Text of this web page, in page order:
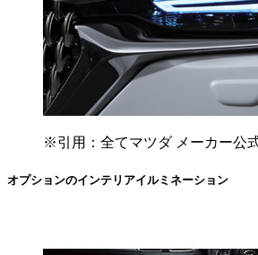
※引用：全てマツダ メーカー公
オプションのインテリアイルミネーション